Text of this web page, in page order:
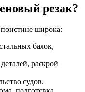
резак?
широка:
балок,
раскрой
судов.
подготовка